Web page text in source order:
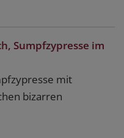
Sumpfzypresse im
mit
bizarren